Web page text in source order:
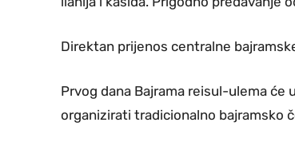
Direktan prijenos centralne
Prvog dana Bajrama reisul-ulema će
organizirati tradicionalno bajramsko